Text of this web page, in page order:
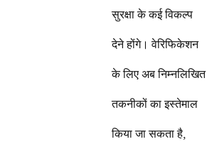
सुरक्षा के कई विकल्प
देने होंगे। वेरिफिकेशन
के लिए अब निम्नलिखित
तकनीकों का इस्तेमाल
किया जा सकता है,